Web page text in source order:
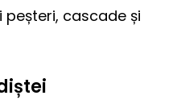
cascade și